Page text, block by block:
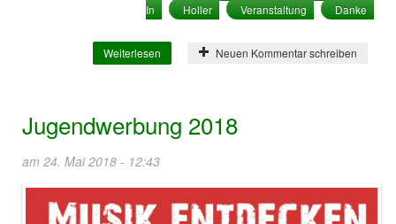
In
Holler Veranstaltung Danke
Weiterlesen über Erster Waldfest DRIVE IN
Neuen Kommentar schreiben
Jugendwerbung 2018
am 24. Mai 2018 - 12:43